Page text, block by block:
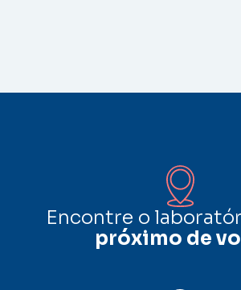
Encontre o
próximo de